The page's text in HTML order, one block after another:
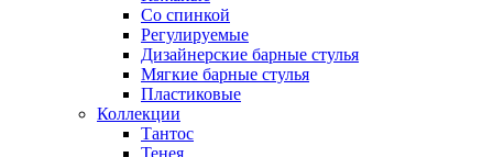
Со спинкой
Регулируемые
Дизайнерские барные стулья
Мягкие барные стулья
Пластиковые
Коллекции
Тантос